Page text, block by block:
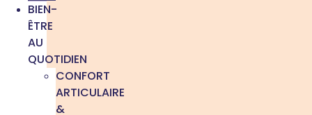
BIEN-
ÊTRE
AU
QUOTIDIEN
CONFORT
ARTICULAIRE
&